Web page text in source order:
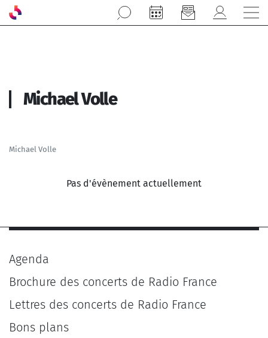
Aller au contenu principal
Michael Volle
Michael Volle
Pas d'évènement actuellement
Agenda
Brochure des concerts de Radio France
Lettres des concerts de Radio France
Bons plans